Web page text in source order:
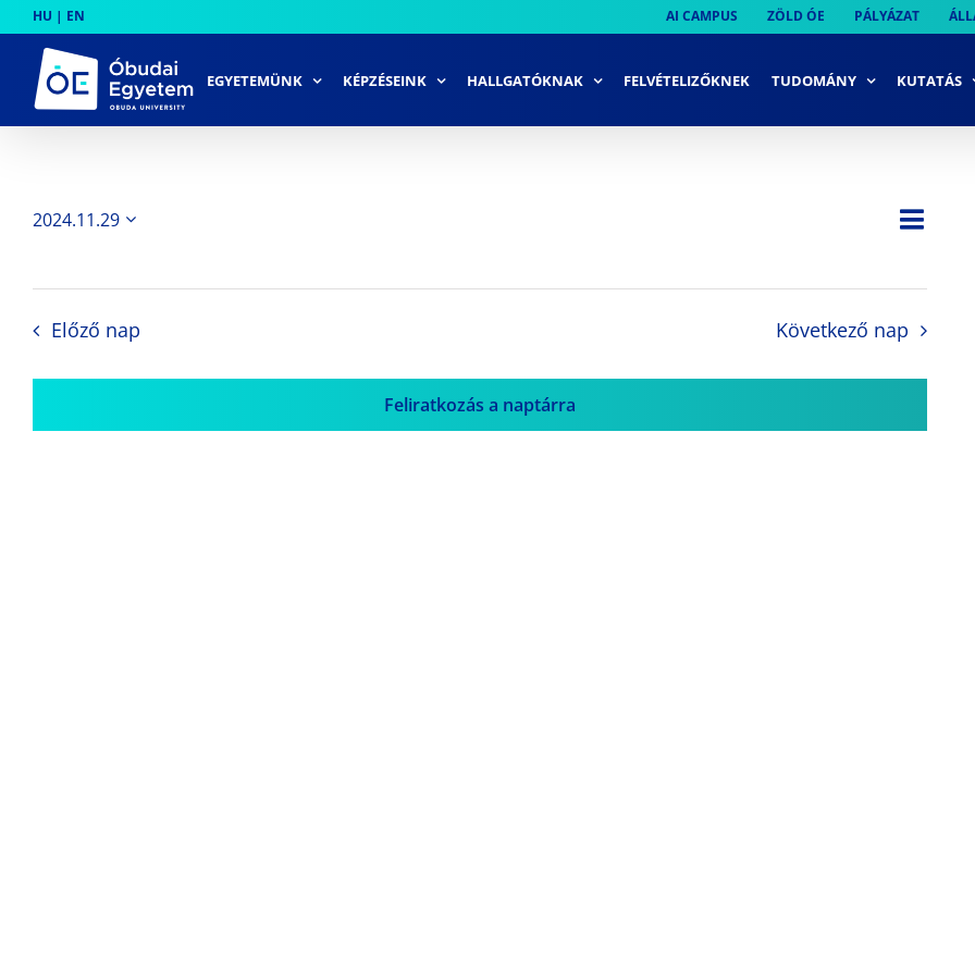
to
content
HU | EN AI CAMPUS ZÖLD ÓE PÁLYÁZAT
EGYETEMÜNK KÉPZÉSEINK HALLGATÓKNAK FELVÉTELIZŐKNEK TUDOMÁNY KUTATÁS
Nap
2024.11.29
Előző nap Következő nap
Feliratkozás a naptárra